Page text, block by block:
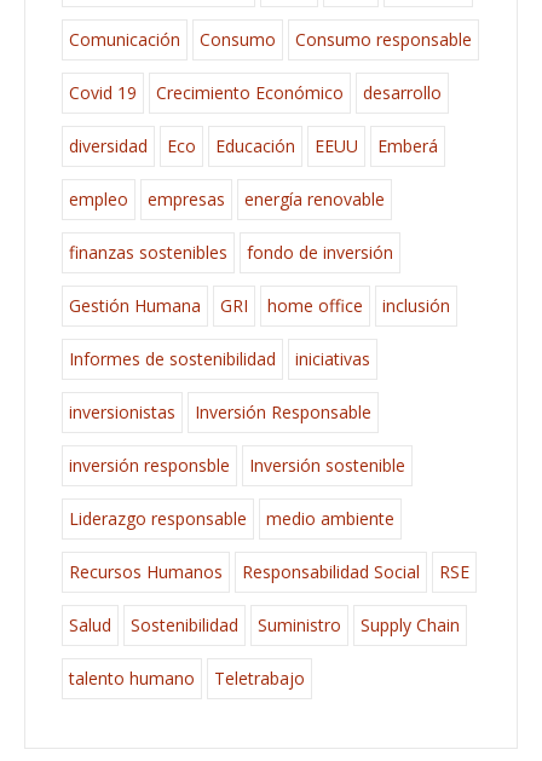
Comunicación Consumo Consumo responsable
Covid 19 Crecimiento Económico desarrollo
diversidad Eco Educación EEUU Emberá
empleo empresas energía renovable
finanzas sostenibles fondo de inversión
Gestión Humana GRI home office inclusión
Informes de sostenibilidad iniciativas
inversionistas Inversión Responsable
inversión responsble Inversión sostenible
Liderazgo responsable medio ambiente
Recursos Humanos Responsabilidad Social RSE
Salud Sostenibilidad Suministro Supply Chain
talento humano Teletrabajo